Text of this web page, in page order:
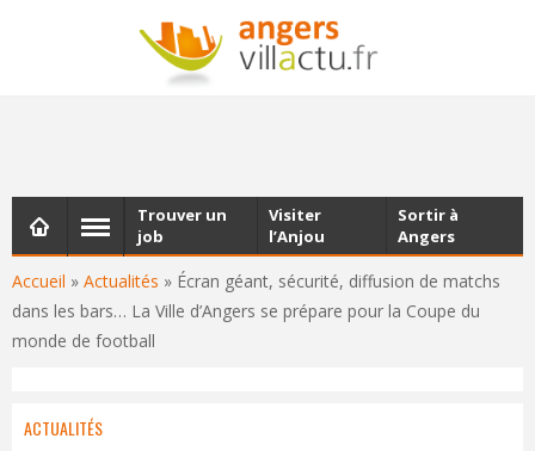
NEWSLETTER
Les dernières actualités d'Angers, chaque vendredi dans
Accueil » Actualités » Écran géant, sécurité, diffusion de matchs
dans les bars… La Ville d’Angers se prépare pour la Coupe du
monde de football
Trouver un
job
Visiter
l’Anjou
Sortir à
Angers
ACTUALITÉS